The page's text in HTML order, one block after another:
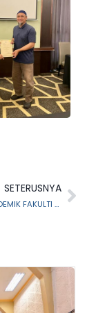
SETERUSNYA
LAWATAN AKADEMIK FAKULTI SENIBINA UITM CAWANGAN PERAK KE PUSAT INFORMASI ISLAM MAIS (PIIM)